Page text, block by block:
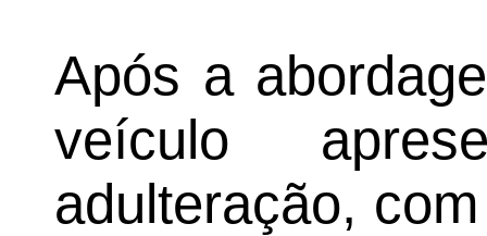
Após a
veículo
adulteração,